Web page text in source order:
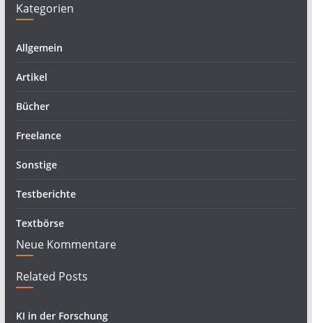
Kategorien
Allgemein
Artikel
Bücher
Freelance
Sonstige
Testberichte
Textbörse
Neue Kommentare
Related Posts
KI in der Forschung